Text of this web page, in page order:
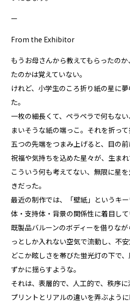
ー
From the Exhibitor
もうお母さんから教えてもらったの
たのかは覚えていない。
けれど、小学生のころ折り紙の星に
た。
一枚の細長くて、ペラペラで何もな
まいそうな紙の端っこ。それを折って
五つの先端をつまみ上げると、目の前
祝福や気持ちを込めた星々が、生まれ
こういう何も考えてない、無限に星
きだった。
最近の制作では、「壁紙」というキ
体・支持体・背景の関係性に着目して
既製品バルーンのボディーを借りな
っとしか入れない空気で流動し、不安
どこか眩しさを帯びた蛍光灯の下で
ずかに揺らすような。
それは、表層的で、人工的で、秩序に
プリントとリアルの違いを弄ぶよう